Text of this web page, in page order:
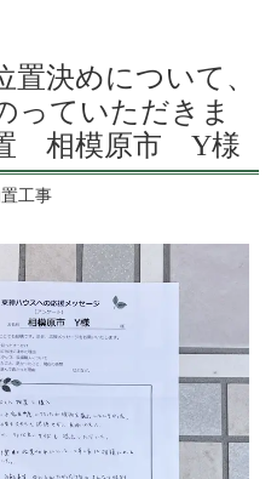
置決めについて、
っていただきま
相模原市 Y様
工事